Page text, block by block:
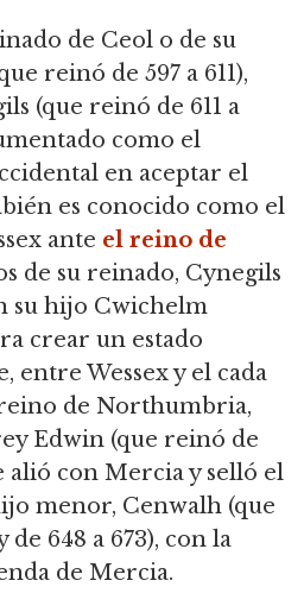
de Ceol o de su
reinó de 597 a 611),
(que reinó de 611 a
como el
en aceptar el
es conocido como el
ante el reino de
de su reinado, Cynegils
su hijo Cwichelm
crear un estado
entre Wessex y el cada
de Northumbria,
Edwin (que reinó de
alió con Mercia y selló el
menor, Cenwalh (que
de 648 a 673), con la
de Mercia.